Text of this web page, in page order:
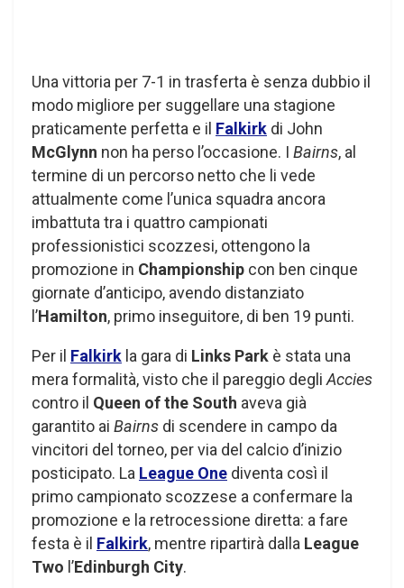
Una vittoria per 7-1 in trasferta è senza dubbio il
modo migliore per suggellare una stagione
praticamente perfetta e il Falkirk di John
McGlynn non ha perso l’occasione. I Bairns, al
termine di un percorso netto che li vede
attualmente come l’unica squadra ancora
imbattuta tra i quattro campionati
professionistici scozzesi, ottengono la
promozione in Championship con ben cinque
giornate d’anticipo, avendo distanziato
l’Hamilton, primo inseguitore, di ben 19 punti.
Per il Falkirk la gara di Links Park è stata una
mera formalità, visto che il pareggio degli Accies
contro il Queen of the South aveva già
garantito ai Bairns di scendere in campo da
vincitori del torneo, per via del calcio d’inizio
posticipato. La League One diventa così il
primo campionato scozzese a confermare la
promozione e la retrocessione diretta: a fare
festa è il Falkirk, mentre ripartirà dalla League
Two l’Edinburgh City.